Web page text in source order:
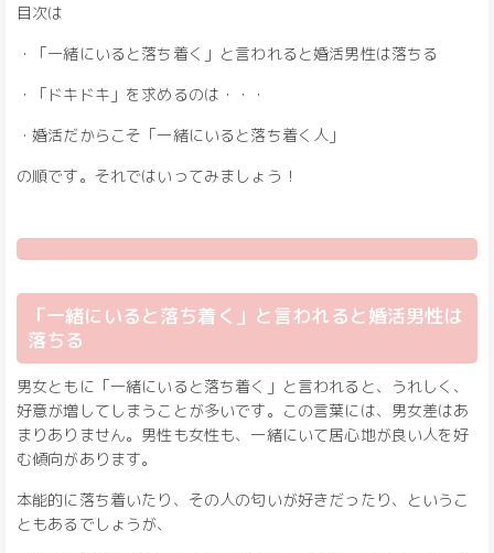
目次は
・「一緒にいると落ち着く」と言われると婚活男性は落ちる
・「ドキドキ」を求めるのは・・・
・婚活だからこそ「一緒にいると落ち着く人」
の順です。それではいってみましょう！
「一緒にいると落ち着く」と言われると婚活男性は
落ちる
男女ともに「一緒にいると落ち着く」と言われると、うれしく、
好意が増してしまうことが多いです。この言葉には、男女差はあ
まりありません。男性も女性も、一緒にいて居心地が良い人を好
む傾向があります。
本能的に落ち着いたり、その人の匂いが好きだったり、というこ
ともあるでしょうが、